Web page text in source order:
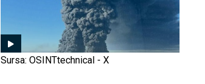
Rușii au lăsat Kievul în
beznă în urma celui mai
mare atac asupra
infrastructurii energetice a
Ucrainei (VIDEO)
Sursa: OSINTtechnical - X